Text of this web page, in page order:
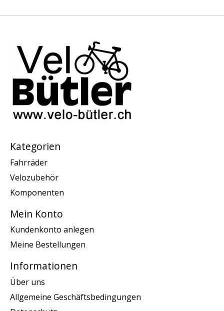
Kategorien
Fahrräder
Velozubehör
Komponenten
Mein Konto
Kundenkonto anlegen
Meine Bestellungen
Informationen
Über uns
Allgemeine Geschäftsbedingungen